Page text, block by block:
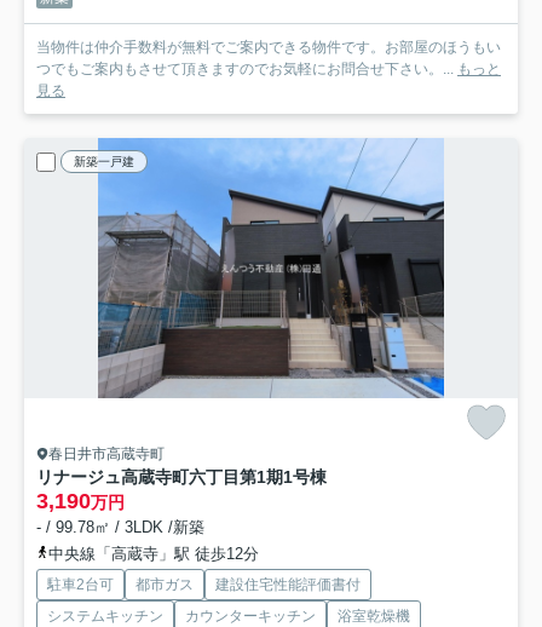
当物件は仲介手数料が無料でご案内できる物件です。お部屋のほうもい
つでもご案内もさせて頂きますのでお気軽にお問合せ下さい。... もっと
見る
新築一戸建
春日井市高蔵寺町
リナージュ高蔵寺町六丁目第1期1号棟
3,190万円
- / 99.78㎡ / 3LDK /新築
中央線「高蔵寺」駅 徒歩12分
駐車2台可 都市ガス
建設住宅性能評価書付
システムキッチン
カウンターキッチン
浴室乾燥機